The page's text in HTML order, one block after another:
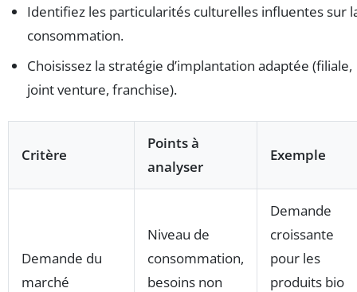
Identifiez les particularités culturelles influentes sur
consommation.
Choisissez la stratégie d’implantation adaptée (filiale,
joint venture, franchise).
Critère
Points à
analyser
Exemple
Demande du
marché
Niveau de
consommation,
besoins non
Demande
croissante
pour les
produits bio